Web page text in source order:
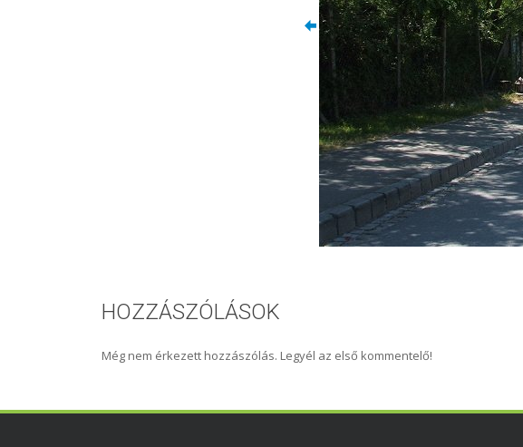
HOZZÁSZÓLÁSOK
Még nem érkezett hozzászólás. Legyél az első kommentelő!